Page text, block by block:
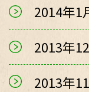
2014年1
2013年
2013年